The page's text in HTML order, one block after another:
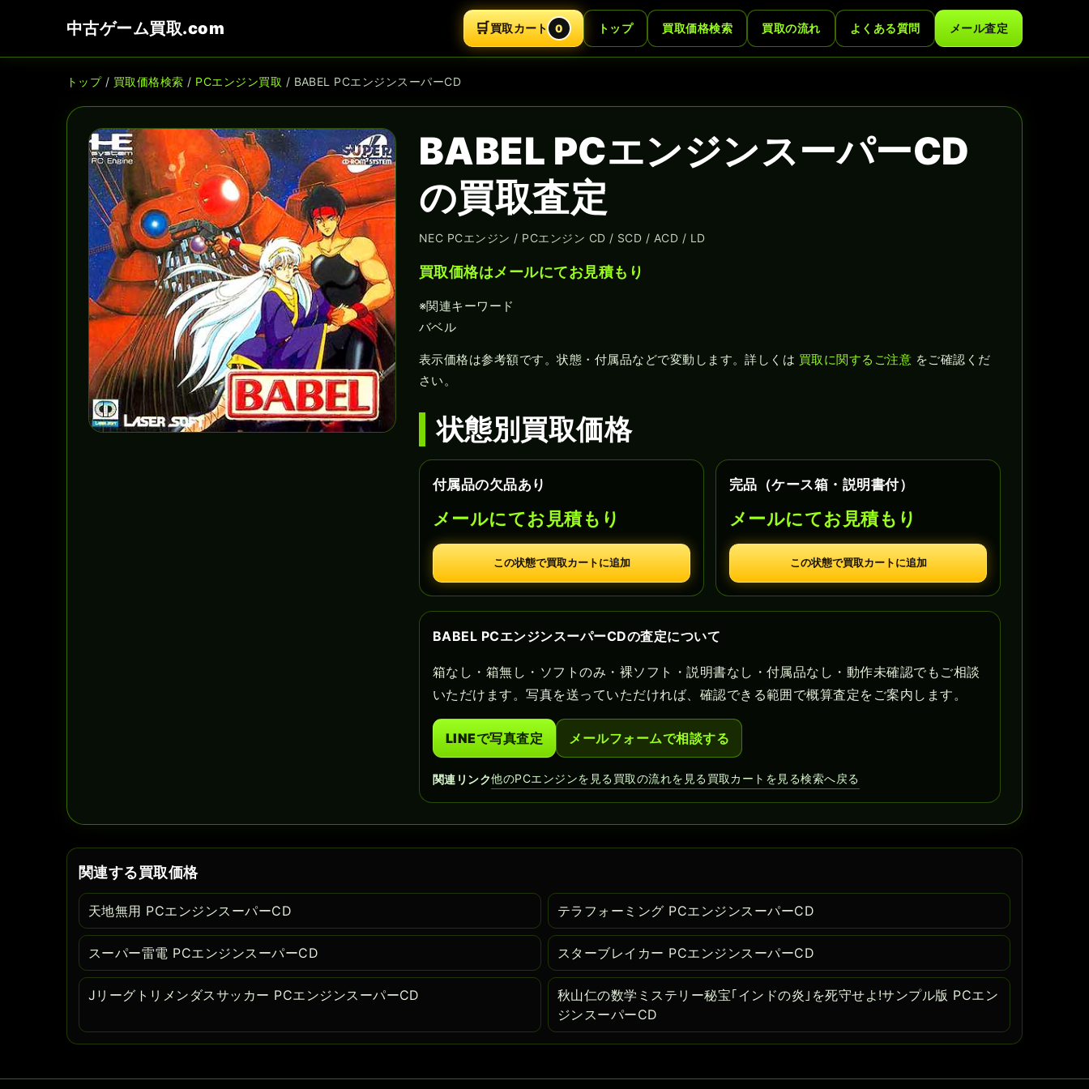
中古ゲーム買取.com 🛒買取カート 0 トップ 買取価格検索 買取の流れ よくある質問 メール査定
トップ/ 買取価格検索 / PCエンジン買取 / BABEL PCエンジンスーパーCD
BABEL PCエンジンスーパーCD
の買取査定
NEC PCエンジン / PCエンジン CD / SCD / ACD / LD
買取価格はメールにてお見積もり
※関連キーワード
バベル
表示価格は参考額です。状態・付属品などで変動します。詳しくは 買取に関するご注意 をご確認くだ
さい。
状態別買取価格
付属品の欠品あり
メールにてお見積もり
この状態で買取カートに追加
完品（ケース箱・説明書付）
メールにてお見積もり
この状態で買取カートに追加
BABEL PCエンジンスーパーCDの査定について
箱なし・箱無し・ソフトのみ・裸ソフト・説明書なし・付属品なし・動作未確認でもご相談
いただけます。写真を送っていただければ、確認できる範囲で概算査定をご案内します。
LINEで写真査定 メールフォームで相談する
関連リンク他のPCエンジンを見る買取の流れを見る買取カートを見る検索へ戻る
関連する買取価格
天地無用 PCエンジンスーパーCD テラフォーミング PCエンジンスーパーCD
スーパー雷電 PCエンジンスーパーCD スターブレイカー PCエンジンスーパーCD
Jリーグトリメンダスサッカー PCエンジンスーパーCD
秋山仁の数学ミステリー秘宝｢インドの炎｣を死守せよ!サンプル版 PCエン
ジンスーパーCD